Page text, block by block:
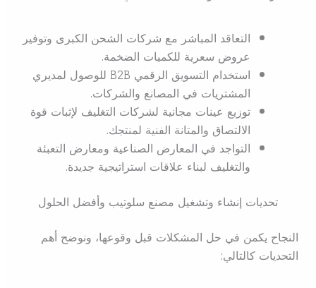
التعاقد المباشر مع شركات الشحن الكبرى وتوفير
عروض سعرية للكميات الضخمة.
استخدام التسويق الرقمي B2B للوصول لمديري
المشتريات في المصانع والشركات.
توزيع عينات مجانية لشركات التغليف لإثبات قوة
الالتصاق والمتانة الفنية لمنتجك.
التواجد في المعارض الصناعية ومعارض التعبئة
والتغليف لبناء علاقات استراتيجية جديدة.
تحديات إنشاء وتشغيل مصنع سلوتيب وأفضل الحلول
النجاح يكمن في حل المشكلات قبل وقوعها، ونوضح أهم
التحديات كالتالي: